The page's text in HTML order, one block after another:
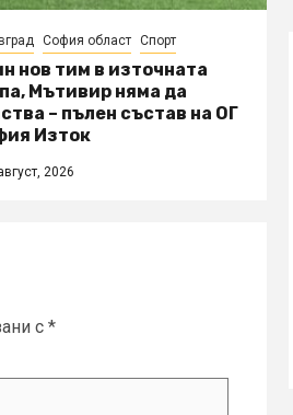
София област Спорт
нов тим в източната
Мътивир няма да
– пълен състав на ОГ
Изток
2026
с *